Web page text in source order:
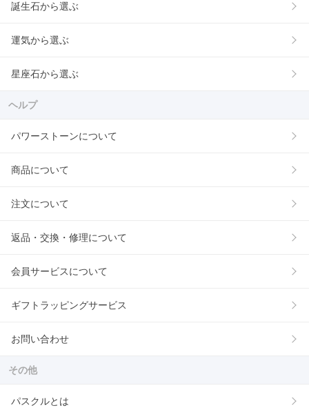
誕生石から選ぶ
運気から選ぶ
星座石から選ぶ
ヘルプ
パワーストーンについて
商品について
注文について
返品・交換・修理について
会員サービスについて
ギフトラッピングサービス
お問い合わせ
その他
パスクルとは